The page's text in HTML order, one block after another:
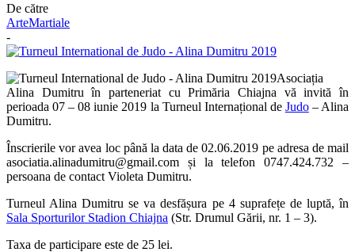
De către
ArteMartiale
-
Asociația
Alina Dumitru în parteneriat cu Primăria Chiajna vă invită în
perioada 07 – 08 iunie 2019 la Turneul Internațional de Judo– Alina
Dumitru.
Înscrierile vor avea loc până la data de 02.06.2019 pe adresa de mail
asociatia.alinadumitru@gmail.com și la telefon 0747.424.732 –
persoana de contact Violeta Dumitru.
Turneul Alina Dumitru se va desfășura pe 4 suprafețe de luptă, în
Sala Sporturilor Stadion Chiajna (Str. Drumul Gării, nr. 1 – 3).
Taxa de participare este de 25 lei.